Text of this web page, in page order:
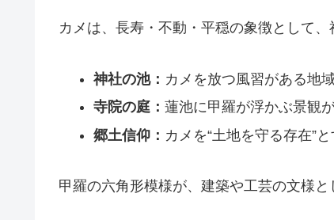
カメは、長寿・不動・平穏の象徴として
神社の池： カメを放つ風習がある地
寺院の庭： 蓮池に甲羅が浮かぶ景観
郷土信仰： カメを“土地を守る存在”
甲羅の六角形模様が、建築や工芸の文様と